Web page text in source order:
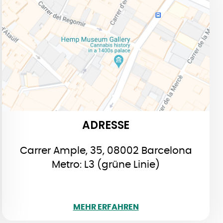
ADRESSE
Carrer Ample, 35, 08002 Barcelona
Metro: L3 (grüne Linie)
MEHR ERFAHREN
Carrer Ample, 35, 08002 Barcelona
Metro: L3 (grüne Linie): Drassanes, L4
(gelbe): Jaume I
WENIGER